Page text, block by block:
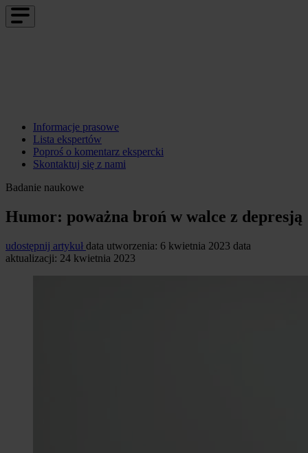
Informacje prasowe
Lista ekspertów
Poproś o komentarz ekspercki
Skontaktuj się z nami
Badanie naukowe
Humor: poważna broń w walce z depresją
udostępnij artykuł data utworzenia: 6 kwietnia 2023 data
aktualizacji: 24 kwietnia 2023